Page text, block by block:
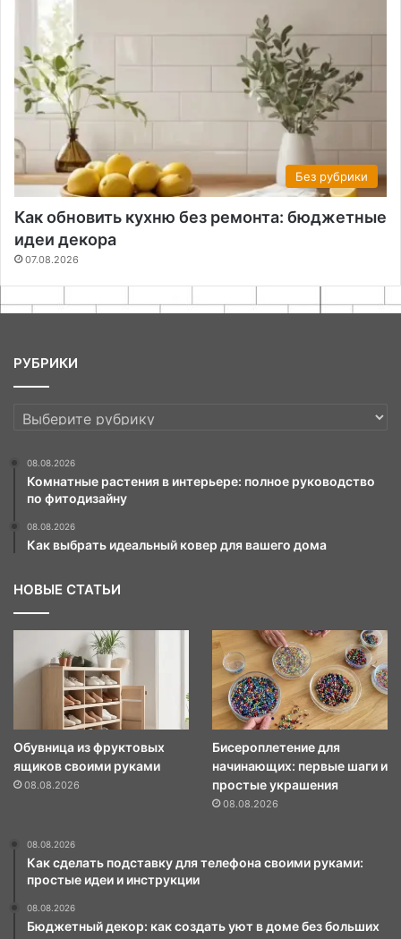
Без рубрики
Как обновить кухню без ремонта: бюджетные
идеи декора
07.08.2026
РУБРИКИ
РУБРИКИ
08.08.2026
Комнатные растения в интерьере: полное руководство
по фитодизайну
08.08.2026
Как выбрать идеальный ковер для вашего дома
НОВЫЕ СТАТЬИ
Обувница из фруктовых
ящиков своими руками
08.08.2026
Бисероплетение для
начинающих: первые шаги и
простые украшения
08.08.2026
08.08.2026
Как сделать подставку для телефона своими руками:
простые идеи и инструкции
08.08.2026
Бюджетный декор: как создать уют в доме без больших